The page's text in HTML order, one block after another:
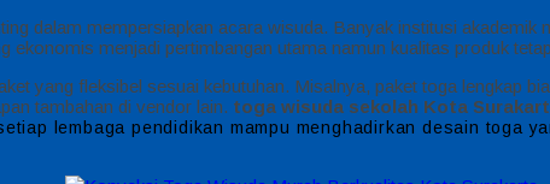
dalam mempersiapkan acara wisuda. Banyak institusi akademik
ekonomis menjadi pertimbangan utama namun kualitas produk
yang fleksibel sesuai kebutuhan. Misalnya, paket toga lengkap
tambahan di vendor lain. toga wisuda sekolah Kota
lembaga pendidikan mampu menghadirkan desain toga